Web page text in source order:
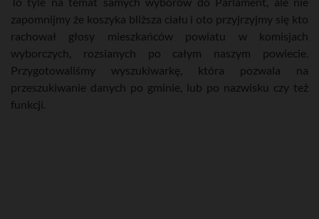
zapomnijmy że koszyka bliższa ciału i oto przyjrzyjmy się kto
rachował głosy mieszkańców powiatu w komisjach
wyborczych, rozsianych po całym naszym powiecie.
Przygotowaliśmy wyszukiwarkę, która pozwala na
przeszukiwanie danych po gminie, lub po nazwisku czy też
funkcji.